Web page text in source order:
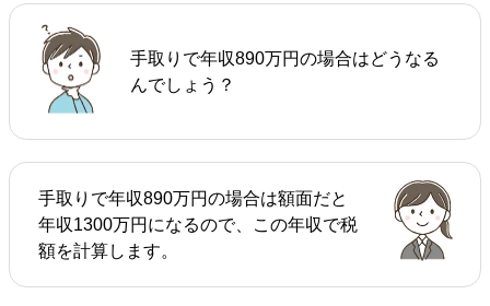
手取りで年収890万円の場合はどうなる
んでしょう？
手取りで年収890万円の場合は額面だと
年収1300万円になるので、この年収で税
額を計算します。